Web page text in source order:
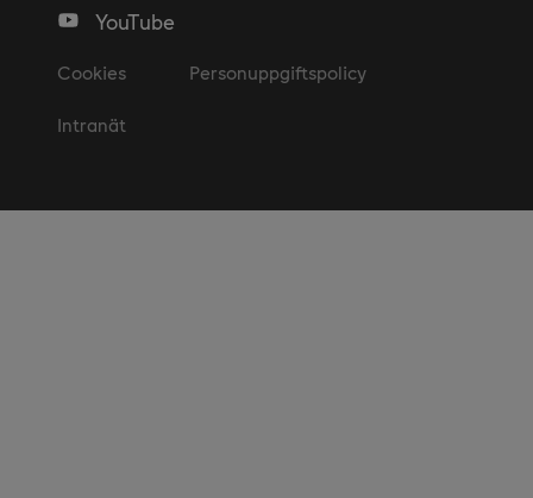
YouTube
Cookies Personuppgiftspolicy
Intranät